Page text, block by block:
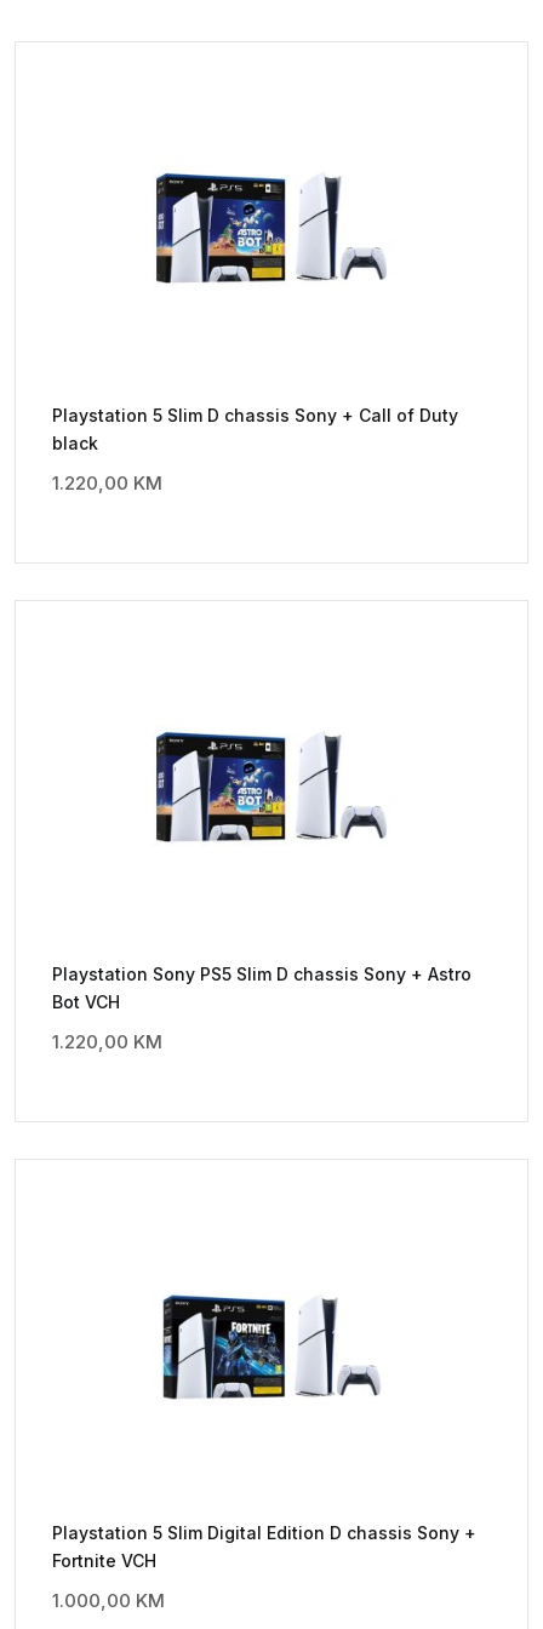
Playstation 5 Slim D chassis Sony + Call of Duty
black
1.220,00 KM
Playstation Sony PS5 Slim D chassis Sony + Astro
Bot VCH
1.220,00 KM
Playstation 5 Slim Digital Edition D chassis Sony +
Fortnite VCH
1.000,00 KM